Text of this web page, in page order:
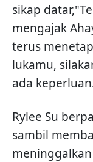
sikap
mengajak
terus
lukamu,
ada
Rylee Su
sambil